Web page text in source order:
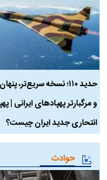
حدید ۱۱۰؛ نسخه سریع‌تر،
و مرگبارتر پهپادهای ایرانی |
انتحاری جدید ایران چیست؟
حوادث